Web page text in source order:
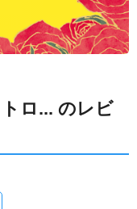
ロ... のレビ